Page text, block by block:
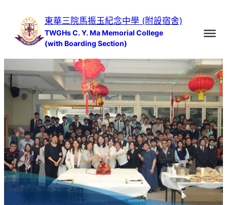
容
東華三院馬振玉紀念中學 (附設宿舍)
TWGHs C. Y. Ma Memorial College
(with Boarding Section)
家長通訊